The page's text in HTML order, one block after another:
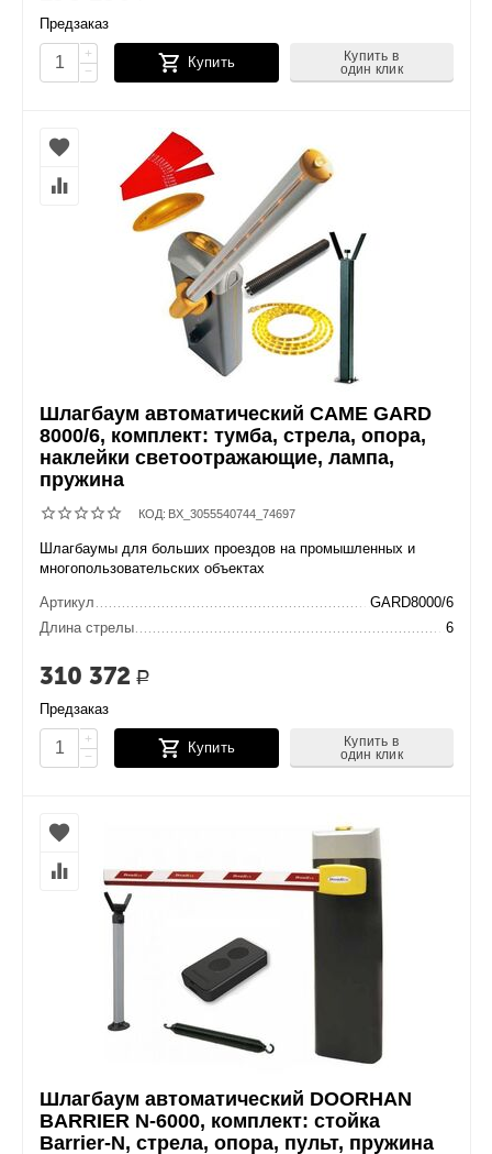
Предзаказ
+
−
Купить
Купить в
один клик
Шлагбаум автоматический CAME GARD
8000/6, комплект: тумба, стрела, опора,
наклейки светоотражающие, лампа,
пружина
КОД: BX_3055540744_74697
Шлагбаумы для больших проездов на промышленных и
многопользовательских объектах
Артикул
GARD8000/6
Длина стрелы
6
310 372 Р
Предзаказ
+
−
Купить
Купить в
один клик
Шлагбаум автоматический DOORHAN
BARRIER N-6000, комплект: стойка
Barrier-N, стрела, опора, пульт, пружина